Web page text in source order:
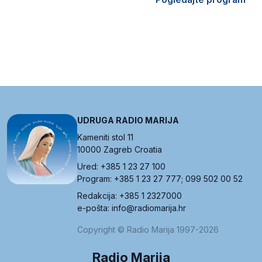
UDRUGA RADIO MARIJA
Kameniti stol 11
10000 Zagreb Croatia
Ured: +385 1 23 27 100
Program: +385 1 23 27 777; 099 502 00 52
Redakcija: +385 1 2327000
e-pošta: info@radiomarija.hr
Copyright © Radio Marija 1997-2026
Radio Marija